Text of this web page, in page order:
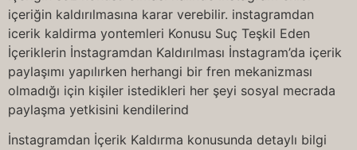
içeriğin kaldırılmasına karar verebilir. instagramdan
icerik kaldirma yontemleri Konusu Suç Teşkil Eden
İçeriklerin İnstagramdan Kaldırılması İnstagram’da içerik
paylaşımı yapılırken herhangi bir fren mekanizması
olmadığı için kişiler istedikleri her şeyi sosyal mecrada
paylaşma yetkisini kendilerind
İnstagramdan İçerik Kaldırma konusunda detaylı bilgi